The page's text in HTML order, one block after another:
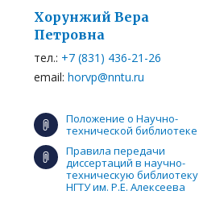
Хорунжий Вера
Петровна
тел.: +7 (831) 436-21-26
email: horvp@nntu.ru
Положение о Научно-
технической библиотеке
Правила передачи
диссертаций в научно-
техническую библиотеку
НГТУ им. Р.Е. Алексеева